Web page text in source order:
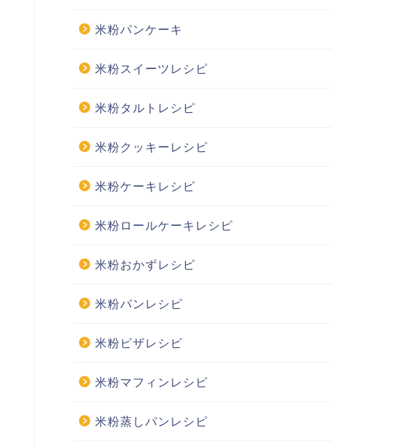
米粉パンケーキ
米粉スイーツレシピ
米粉タルトレシピ
米粉クッキーレシピ
米粉ケーキレシピ
米粉ロールケーキレシピ
米粉おかずレシピ
米粉パンレシピ
米粉ピザレシピ
米粉マフィンレシピ
米粉蒸しパンレシピ